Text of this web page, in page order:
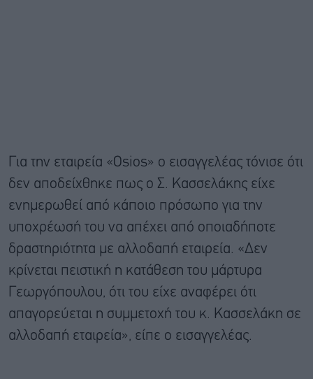
Για την εταιρεία «Osios» ο εισαγγελέας τόνισε ότι
δεν αποδείχθηκε πως ο Σ. Κασσελάκης είχε
ενημερωθεί από κάποιο πρόσωπο για την
υποχρέωσή του να απέχει από οποιαδήποτε
δραστηριότητα με αλλοδαπή εταιρεία. «Δεν
κρίνεται πειστική η κατάθεση του μάρτυρα
Γεωργόπουλου, ότι του είχε αναφέρει ότι
απαγορεύεται η συμμετοχή του κ. Κασσελάκη σε
αλλοδαπή εταιρεία», είπε ο εισαγγελέας.